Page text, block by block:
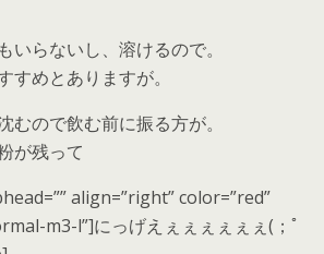
いらないし、溶けるので。
すめとありますが。
むので飲む前に振る方が。
が残って
align=”right” color=”red”
m3-l”]にっげえぇぇぇぇぇぇ(；ﾟ